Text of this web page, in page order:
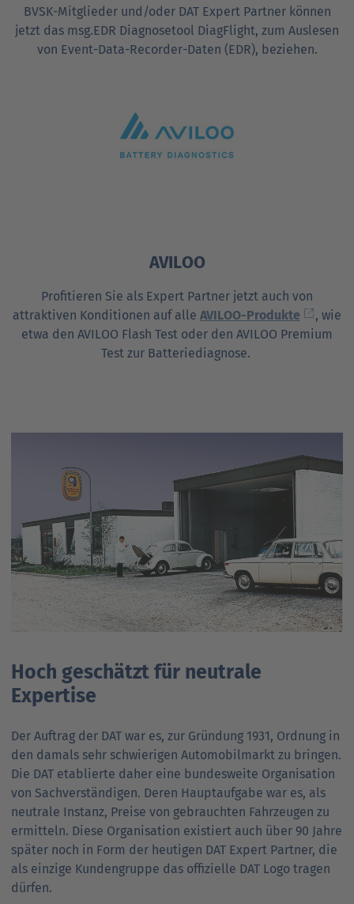
BVSK-Mitglieder und/oder DAT Expert Partner können
jetzt das msg.EDR Diagnosetool DiagFlight, zum Auslesen
von Event-Data-Recorder-Daten (EDR), beziehen.
AVILOO
Profitieren Sie als Expert Partner jetzt auch von
attraktiven Konditionen auf alle AVILOO-Produkte
, wie
etwa den AVILOO Flash Test oder den AVILOO Premium
Test zur Batteriediagnose.
Hoch geschätzt für neutrale
Expertise
Der Auftrag der DAT war es, zur Gründung 1931, Ordnung in
den damals sehr schwierigen Automobilmarkt zu bringen.
Die DAT etablierte daher eine bundesweite Organisation
von Sachverständigen. Deren Hauptaufgabe war es, als
neutrale Instanz, Preise von gebrauchten Fahrzeugen zu
ermitteln. Diese Organisation existiert auch über 90 Jahre
später noch in Form der heutigen DAT Expert Partner, die
als einzige Kundengruppe das offizielle DAT Logo tragen
dürfen.